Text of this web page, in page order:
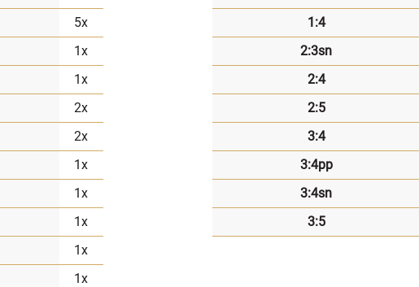
5x
1x
1x
2x
2x
1x
1x
1x
1x
1x
1:4
2:3sn
2:4
2:5
3:4
3:4pp
3:4sn
3:5